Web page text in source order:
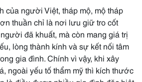
của người Việt, tháp mộ, mộ tháp
thuần chỉ là nơi lưu giữ tro cốt
đã khuất, mà còn mang giá trị
lòng thành kính và sự kết nối tâm
gia đình. Chính vì vậy, khi xây
ngoài yếu tố thẩm mỹ thì kích thước